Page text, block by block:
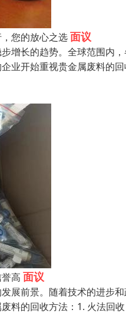
您的放心之选面议
增长的趋势。全球范围内
业开始重视贵金属废料的
高 面议
展前景。随着技术的进步
料的回收方法：1. 火法回